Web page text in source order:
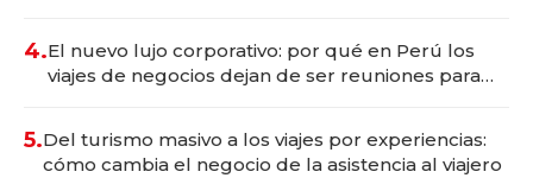
4.El nuevo lujo corporativo: por qué en Perú los
viajes de negocios dejan de ser reuniones para
5.Del turismo masivo a los viajes por experiencias:
cómo cambia el negocio de la asistencia al viajero